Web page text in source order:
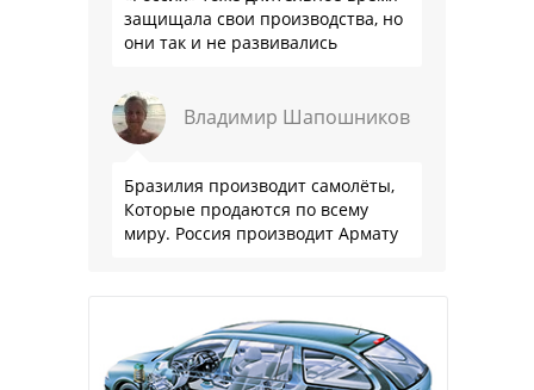
защищала свои производства, но
они так и не развивались
Владимир Шапошников
Бразилия производит самолёты,
Которые продаются по всему
миру. Россия производит Армату